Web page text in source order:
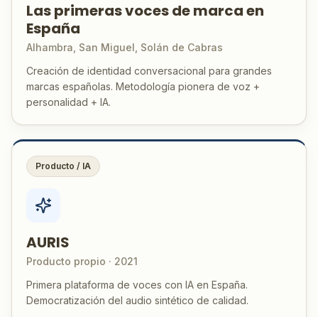
Las primeras voces de marca en
España
Alhambra, San Miguel, Solán de Cabras
Creación de identidad conversacional para grandes
marcas españolas. Metodología pionera de voz +
personalidad + IA.
Producto / IA
AURIS
Producto propio · 2021
Primera plataforma de voces con IA en España.
Democratización del audio sintético de calidad.